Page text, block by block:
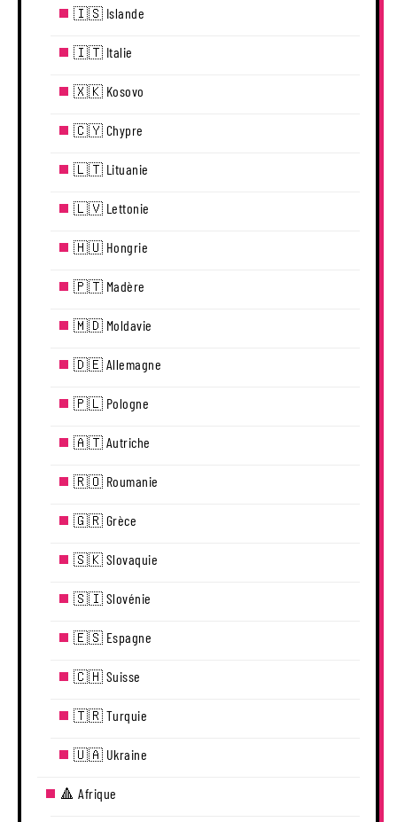
🇮🇸 Islande
🇮🇹 Italie
🇽🇰 Kosovo
🇨🇾 Chypre
🇱🇹 Lituanie
🇱🇻 Lettonie
🇭🇺 Hongrie
🇵🇹 Madère
🇲🇩 Moldavie
🇩🇪 Allemagne
🇵🇱 Pologne
🇦🇹 Autriche
🇷🇴 Roumanie
🇬🇷 Grèce
🇸🇰 Slovaquie
🇸🇮 Slovénie
🇪🇸 Espagne
🇨🇭 Suisse
🇹🇷 Turquie
🇺🇦 Ukraine
🔺 Afrique